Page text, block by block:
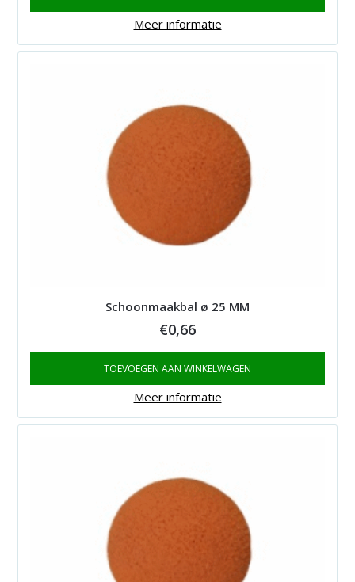
Meer informatie
Schoonmaakbal ø 25 MM
€0,66
TOEVOEGEN AAN WINKELWAGEN
Meer informatie